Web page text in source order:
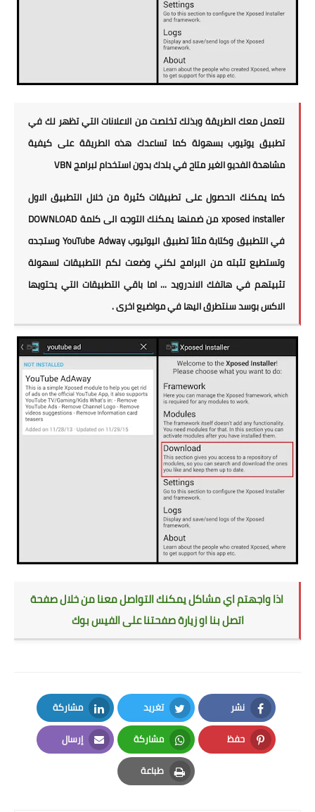
لتعمل معك الطريقة وبذلك تخلصت من الاعلانات التي تظهر لك في
تطبيق يوتيوب بسهولة كما تساعدك هذه الطريقة على كيفية
مشاهدة الفديو الغير متاح في بلدك بدون استخدام لبرامج VBN
كما يمكنك الحصول على تطبيقات كثيرة من خلال التطبيق الاول
xposed installer من ضمنها يمكنك التوجه الى كلمة DOWNLOAD
في التطبيق وكتابة مثلاً تطبيق اليوتيوب YouTube Adway وستجده
وتستطيع تثبته من البرامج لكني وضعت لكم التطبيقات لسهولة
تثبيتهم في هاتفك الاندرويد ... اما باقي التطبيقات التي يحتويها
الاكس بوسد سنتطرق اليها في مواضيع اخرى .
اذا واجهتم اي مشاكل يمكنك التواصل معنا من خلال صفحة
اتصل بنا او زيارة صفحتنا على الفيس بوك
نشر
Facebook
تغريد
Twitter
مشاركة
LinkedIn
حفظ
Pinterest
مشاركة
Whatsapp
إرسال
Email
طباعة
Print